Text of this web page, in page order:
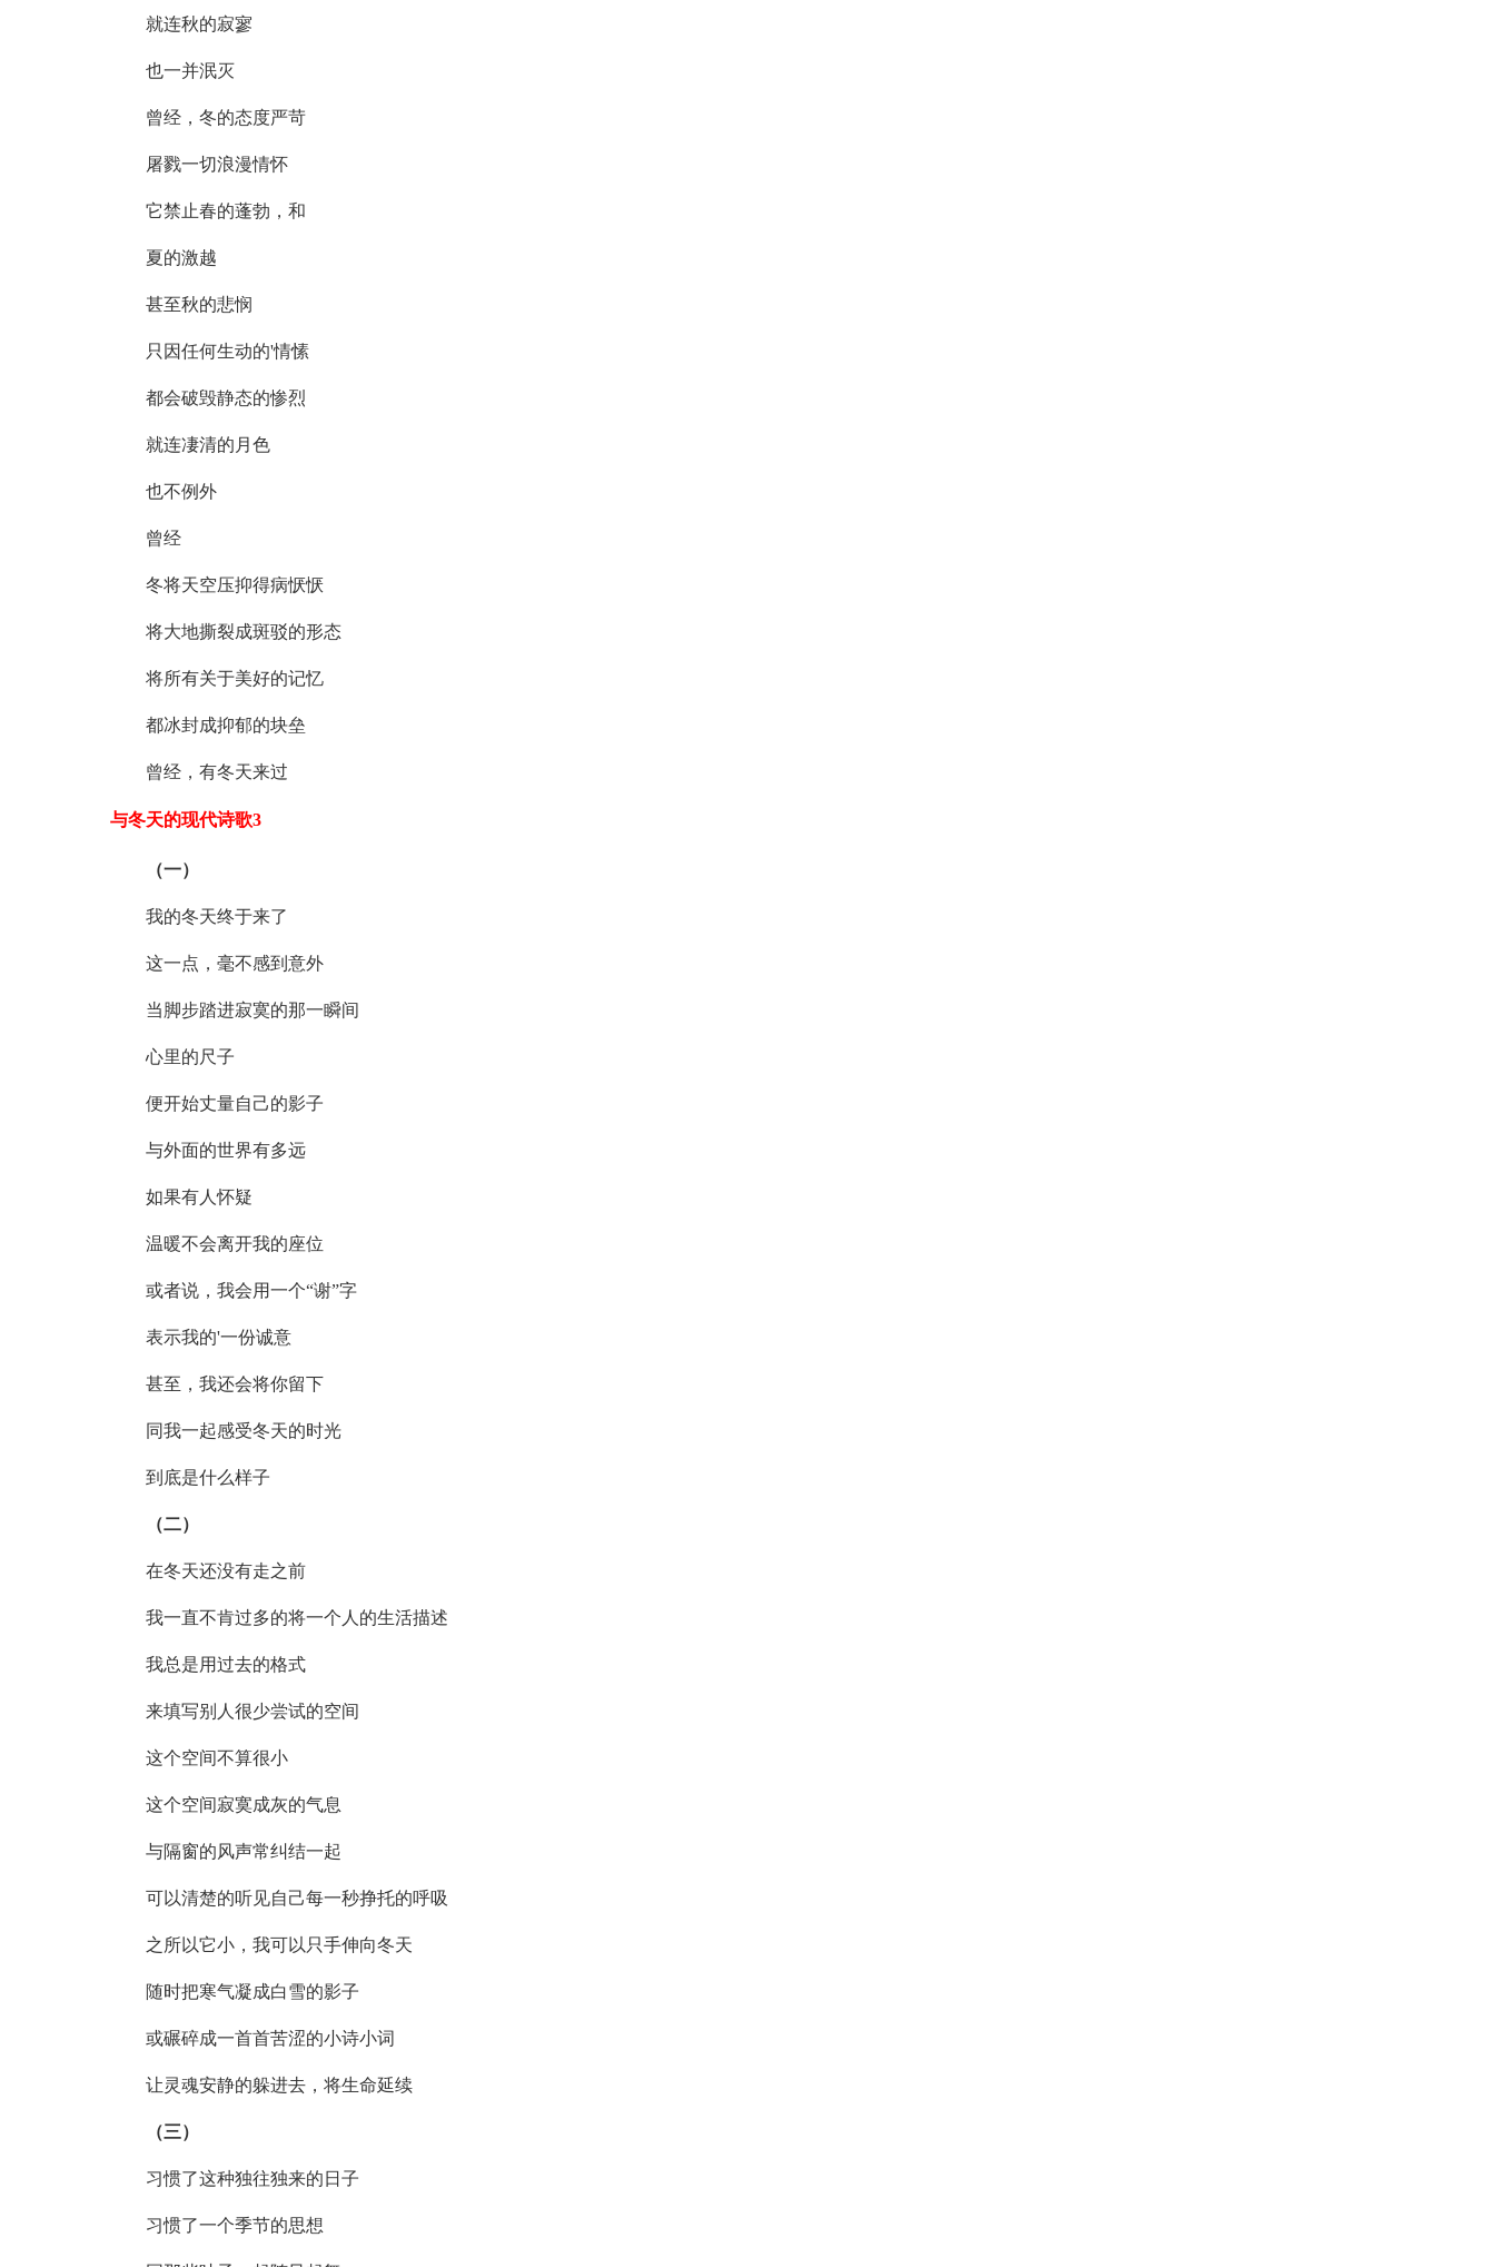
就连秋的寂寥
也一并泯灭
曾经，冬的态度严苛
屠戮一切浪漫情怀
它禁止春的蓬勃，和
夏的激越
甚至秋的悲悯
只因任何生动的'情愫
都会破毁静态的惨烈
就连凄清的月色
也不例外
曾经
冬将天空压抑得病恹恹
将大地撕裂成斑驳的形态
将所有关于美好的记忆
都冰封成抑郁的块垒
曾经，有冬天来过
与冬天的现代诗歌3
（一）
我的冬天终于来了
这一点，毫不感到意外
当脚步踏进寂寞的那一瞬间
心里的尺子
便开始丈量自己的影子
与外面的世界有多远
如果有人怀疑
温暖不会离开我的座位
或者说，我会用一个“谢”字
表示我的'一份诚意
甚至，我还会将你留下
同我一起感受冬天的时光
到底是什么样子
（二）
在冬天还没有走之前
我一直不肯过多的将一个人的生活描述
我总是用过去的格式
来填写别人很少尝试的空间
这个空间不算很小
这个空间寂寞成灰的气息
与隔窗的风声常纠结一起
可以清楚的听见自己每一秒挣托的呼吸
之所以它小，我可以只手伸向冬天
随时把寒气凝成白雪的影子
或碾碎成一首首苦涩的小诗小词
让灵魂安静的躲进去，将生命延续
（三）
习惯了这种独往独来的日子
习惯了一个季节的思想